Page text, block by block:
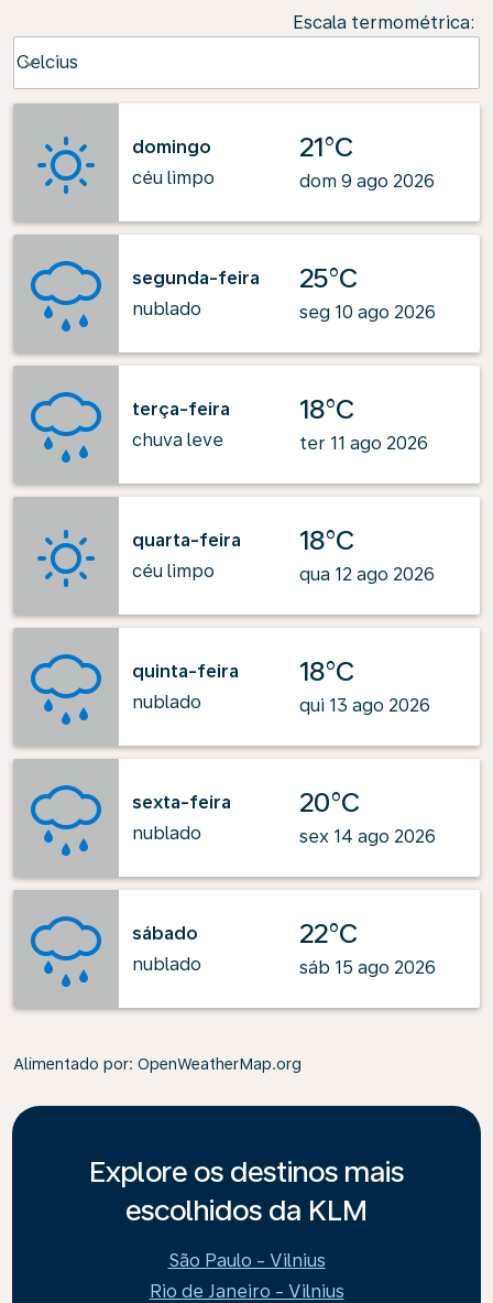
Escala termométrica:
Celcius
keyboard_arrow_down
domingo
céu limpo
21°C
dom 9 ago 2026
segunda-feira
nublado
25°C
seg 10 ago 2026
terça-feira
chuva leve
18°C
ter 11 ago 2026
quarta-feira
céu limpo
18°C
qua 12 ago 2026
quinta-feira
nublado
18°C
qui 13 ago 2026
sexta-feira
nublado
20°C
sex 14 ago 2026
sábado
nublado
22°C
sáb 15 ago 2026
Alimentado por: OpenWeatherMap.org
Explore os destinos mais
escolhidos da KLM
São Paulo - Vilnius
Rio de Janeiro - Vilnius